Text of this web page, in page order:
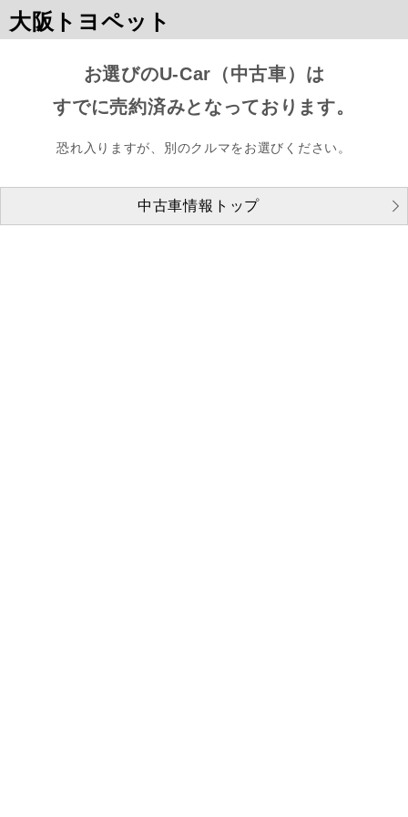
大阪トヨペット
お選びのU-Car（中古車）は
すでに売約済みとなっております。
恐れ入りますが、別のクルマをお選びください。
中古車情報トップ